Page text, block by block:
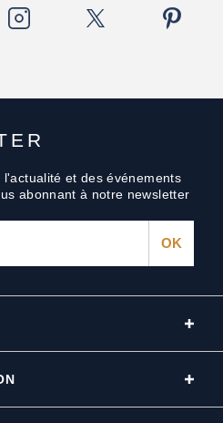
et des événements
abonnant à notre newsletter